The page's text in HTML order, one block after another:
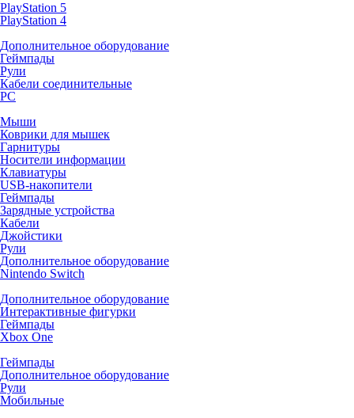
PlayStation 5
PlayStation 4
Дополнительное оборудование
Геймпады
Рули
Кабели соединительные
PC
Мыши
Коврики для мышек
Гарнитуры
Носители информации
Клавиатуры
USB-накопители
Геймпады
Зарядные устройства
Кабели
Джойстики
Рули
Дополнительное оборудование
Nintendo Switch
Дополнительное оборудование
Интерактивные фигурки
Геймпады
Xbox One
Геймпады
Дополнительное оборудование
Рули
Мобильные